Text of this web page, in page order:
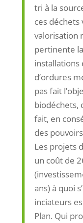
tri à la
ces déchets
valorisation
pertinente
installations
d’ordures
pas fait
biodéchets,
fait, en
des
Les projets
un coût de
ans) à quoi
inciateurs
Plan. Qui